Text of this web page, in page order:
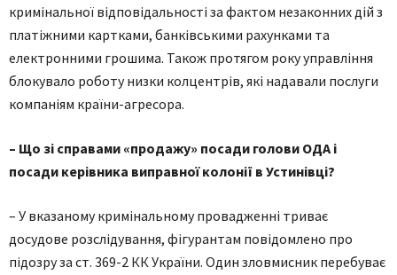
кримінальної відповідальності за фактом незаконних дій з
платіжними картками, банківськими рахунками та
електронними грошима. Також протягом року управління
блокувало роботу низки колцентрів, які надавали послуги
компаніям країни-агресора.
– Що зі справами «продажу» посади голови ОДА і
посади керівника виправної колонії в Устинівці?
– У вказаному кримінальному провадженні триває
досудове розслідування, фігурантам повідомлено про
підозру за ст. 369-2 КК України. Один зловмисник перебуває